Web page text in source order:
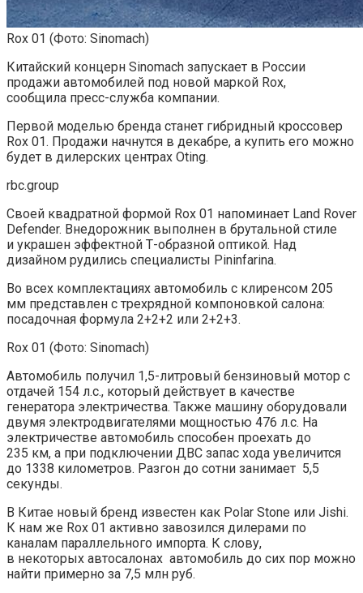
Rox 01 (Фото: Sinomach)
Китайский концерн Sinomach запускает в России
продажи автомобилей под новой маркой Rox,
сообщила пресс-служба компании.
Первой моделью бренда станет гибридный кроссовер
Rox 01. Продажи начнутся в декабре, а купить его можно
будет в дилерских центрах Oting.
rbc.group
Своей квадратной формой Rox 01 напоминает Land Rover
Defender. Внедорожник выполнен в брутальной стиле
и украшен эффектной Т-образной оптикой. Над
дизайном рудились специалисты Pininfarina.
Во всех комплектациях автомобиль с клиренсом 205
мм представлен с трехрядной компоновкой салона:
посадочная формула 2+2+2 или 2+2+3.
Rox 01 (Фото: Sinomach)
Автомобиль получил 1,5-литровый бензиновый мотор с
отдачей 154 л.с., который действует в качестве
генератора электричества. Также машину оборудовали
двумя электродвигателями мощностью 476 л.с. На
электричестве автомобиль способен проехать до
235 км, а при подключении ДВС запас хода увеличится
до 1338 километров. Разгон до сотни занимает 5,5
секунды.
В Китае новый бренд известен как Polar Stone или Jishi.
К нам же Rox 01 активно завозился дилерами по
каналам параллельного импорта. К слову,
в некоторых автосалонах автомобиль до сих пор можно
найти примерно за 7,5 млн руб.